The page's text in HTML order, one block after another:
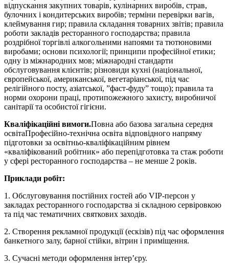
відпускання закупних товарів, кулінарних виробів, страв,
булочних і кондитерських виробів; терміни перевірки вагів,
клеймування гир; правила складання товарних звітів; правила
роботи закладів ресторанного господарства; правила
роздрібної торгівлі алкогольними напоями та тютюновими
виробами; основи психології; принципи професійної етики;
одну із міжнародних мов; міжнародні стандарти
обслуговування клієнтів; різновиди кухні (національної,
європейської, американської, вегетаріанської, під час
релігійного посту, азіатської, ”фаст-фуду” тощо); правила та
норми охорони праці, протипожежного захисту, виробничої
санітарії та особистої гігієни.
Кваліфікаційні вимоги.Повна або базова загальна середня
освітаПрофесійно-технічна освіта відповідного напряму
підготовки за освітньо-кваліфікаційним рівнем
«кваліфікований робітник» або перепідготовка та стаж роботи
у сфері ресторанного господарства – не менше 2 років.
Приклади робіт:
1. Обслуговування постійних гостей або VIP-персон у
закладах ресторанного господарства зі складною сервіровкою
та під час тематичних святкових заходів.
2. Створення рекламної продукції (ескізів) під час оформлення
банкетного залу, барної стійки, вітрин і приміщення.
3. Сучасні методи оформлення інтер’єру.